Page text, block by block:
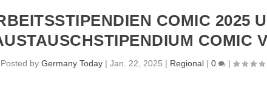
COMIC 2025
COMIC
Posted byGermany Today |Jan. 22, 2025 | Regional |0 |